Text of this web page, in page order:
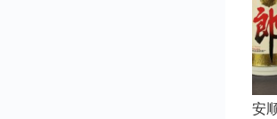
安